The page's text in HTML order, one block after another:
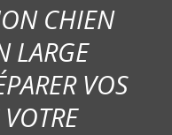
CHIEN
LARGE
VOS